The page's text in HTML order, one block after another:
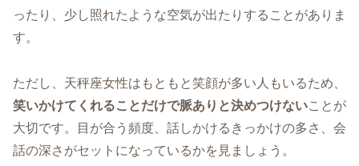
ったり、少し照れたような空気が出たりすることがありま
す。
ただし、天秤座女性はもともと笑顔が多い人もいるため、
笑いかけてくれることだけで脈ありと決めつけないことが
大切です。目が合う頻度、話しかけるきっかけの多さ、会
話の深さがセットになっているかを見ましょう。